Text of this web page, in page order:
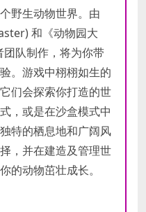
野生动物世界。由
和《动物园大
队制作，将为你带
。游戏中栩栩如生的
们会探索你打造的世
，或是在沙盒模式中
特的栖息地和广阔风
，并在建造及管理世
的动物茁壮成长。